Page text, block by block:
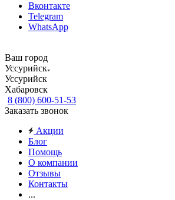
Вконтакте
Telegram
WhatsApp
Ваш город
Уссурийск
Уссурийск
Хабаровск
8 (800) 600-51-53
Заказать звонок
Акции
Блог
Помощь
О компании
Отзывы
Контакты
...